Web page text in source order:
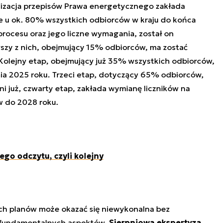
przepisów Prawa energetycznego zakłada
ok. 80% wszystkich odbiorców w kraju do końca
oraz jego liczne wymagania, został on
z nich, obejmujący 15% odbiorców, ma zostać
etap, obejmujący już 35% wszystkich odbiorców,
2025 roku. Trzeci etap, dotyczący 65% odbiorców,
już, czwarty etap, zakłada wymianę liczników na
do 2028 roku.
odczytu, czyli kolejny
planów może okazać się niewykonalna bez